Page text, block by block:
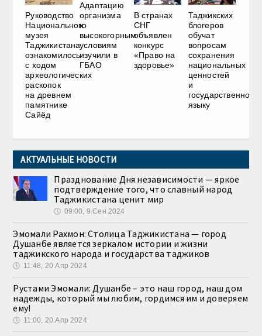
Руководство
Национального
музея
Таджикистана
ознакомилось
с ходом
археологических
раскопок
на древнем
памятнике
Сайёд
Адаптацию
организма
к
высокогорным
условиям
изучили в
ГБАО
В странах
СНГ
объявлен
конкурс
«Право на
здоровье»
Таджикских
блогеров
обучат
вопросам
сохранения
национальных
ценностей
и
государственному
языку
АКТУАЛЬНЫЕ НОВОСТИ
Празднование Дня независимости — яркое
подтверждение того, что славный народ
Таджикистана ценит мир
🕔 09:00, 9.Сен 2024
Эмомали Рахмон: Столица Таджикистана — город
Душанбе является зеркалом истории и жизни
таджикского народа и государства таджиков
🕔 11:48, 20.Апр 2024
Рустами Эмомали: Душанбе – это наш город, наш дом
надежды, который мы любим, гордимся им и доверяем
ему!
🕔 11:00, 20.Апр 2024